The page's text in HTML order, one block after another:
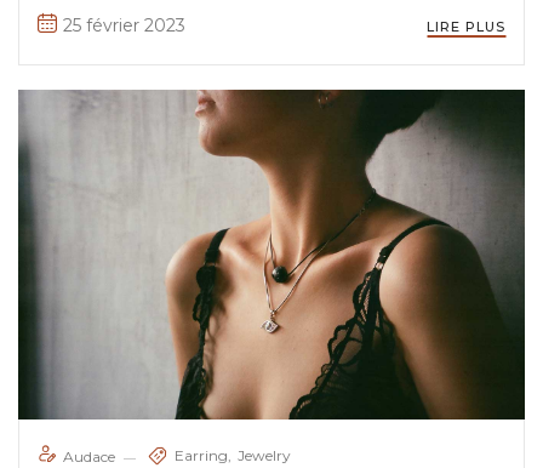
dolor sit amet, ...
25 février 2023 LIRE PLUS
Audace Earring Jewelry